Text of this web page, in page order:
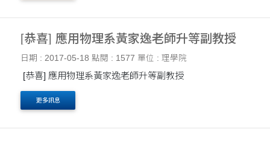
[恭喜] 應用物理系黃家逸老師升等副教授
日期 : 2017-05-18 點閱 : 1577 單位 : 理學院
[恭喜] 應用物理系黃家逸老師升等副教授
更多訊息